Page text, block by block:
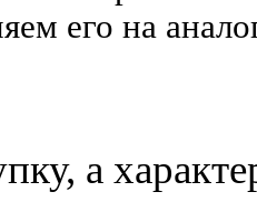
его на
а